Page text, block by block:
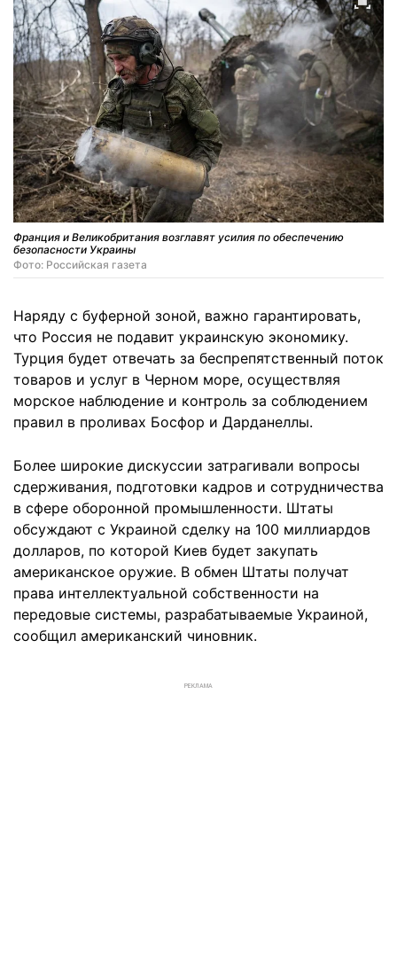
Франция и Великобритания возглавят усилия по обеспечению
безопасности Украины
Фото: Российская газета
Наряду с буферной зоной, важно гарантировать,
что Россия не подавит украинскую экономику.
Турция будет отвечать за беспрепятственный поток
товаров и услуг в Черном море, осуществляя
морское наблюдение и контроль за соблюдением
правил в проливах Босфор и Дарданеллы.
Более широкие дискуссии затрагивали вопросы
сдерживания, подготовки кадров и сотрудничества
в сфере оборонной промышленности. Штаты
обсуждают с Украиной сделку на 100 миллиардов
долларов, по которой Киев будет закупать
американское оружие. В обмен Штаты получат
права интеллектуальной собственности на
передовые системы, разрабатываемые Украиной,
сообщил американский чиновник.
РЕКЛАМА